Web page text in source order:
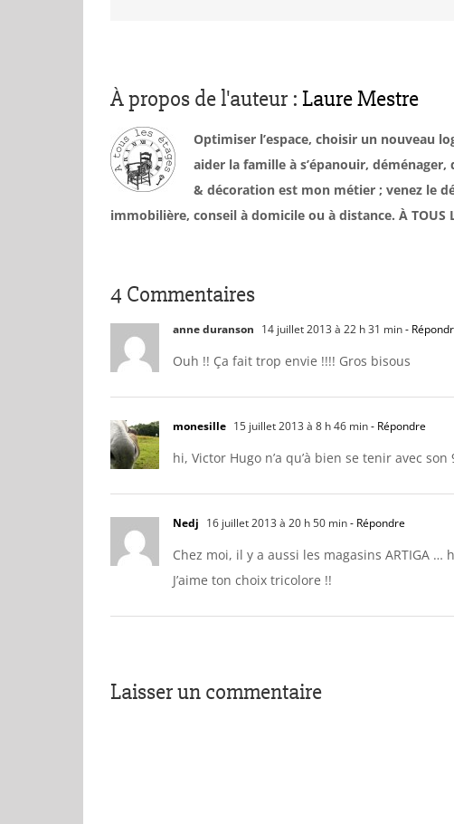
À propos de l'auteur : Laure Mestre
Optimiser l’espace, choisir un nouveau
aider la famille à s’épanouir,
& décoration est mon métier ; venez le
immobilière, conseil à domicile ou à distance. À TOUS
4 Commentaires
anne duranson 14 juillet 2013 à 22 h 31 min-
Ouh !! Ça fait trop envie !!!! Gros bisous
monesille 15 juillet 2013 à 8 h 46 min- Répondre
hi, Victor Hugo n’a qu’à bien se tenir avec son
Nedj 16 juillet 2013 à 20 h 50 min- Répondre
Chez moi, il y a aussi les magasins ARTIGA …
J’aime ton choix tricolore !!
Laisser un commentaire